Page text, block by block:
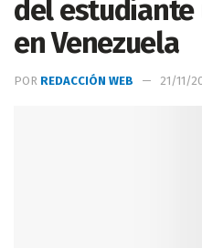
del
en Venezuela
POR REDACCIÓN WEB 21/11/